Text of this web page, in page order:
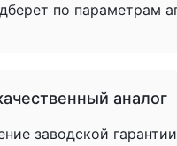
по параметрам
аналог
заводской